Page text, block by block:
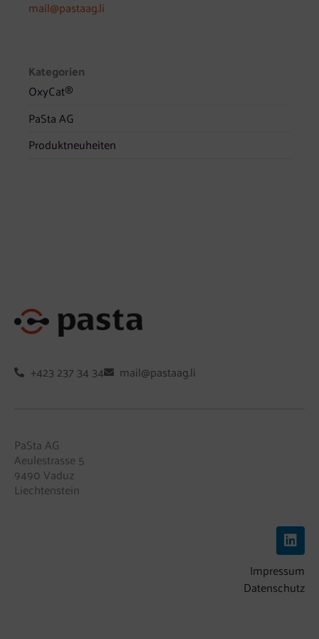
mail@pastaag.li
Kategorien
OxyCat®
PaSta AG
Produktneuheiten
+423 237 34 34 mail@pastaag.li
PaSta AG
Aeulestrasse 5
9490 Vaduz
Liechtenstein
L
i
n
k
e
Impressum
Datenschutz